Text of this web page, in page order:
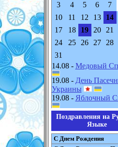
3
4 5 6 7
10
11 12 13 14
17
18 19 20 21
24
25 26 27 28
31
14.08 - Медовый
19.08 - День
Украины
19.08 - Яблочный
Поздравления на
Языке
С Днем Рождения